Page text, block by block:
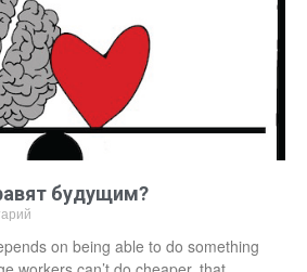
будущим?
on being able to do something